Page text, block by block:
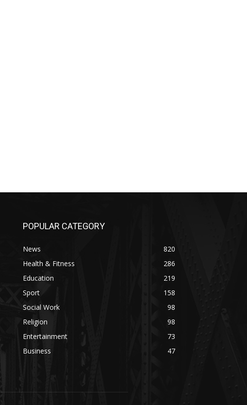
POPULAR CATEGORY
News
820
Health & Fitness
286
Education
219
Sport
158
Social Work
98
Religion
98
Entertainment
73
Business
47